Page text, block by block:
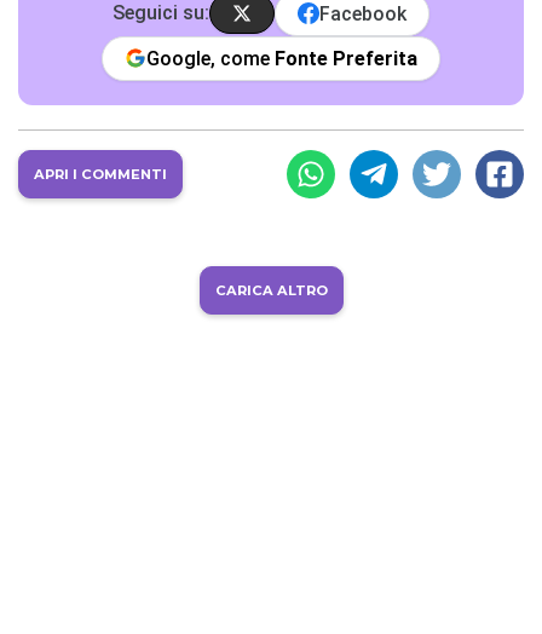
Seguici su:
Facebook
Google, come Fonte Preferita
APRI I COMMENTI
CARICA ALTRO